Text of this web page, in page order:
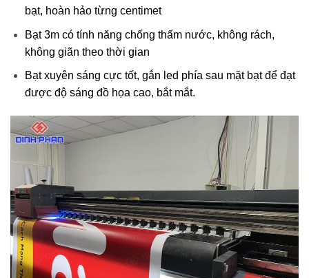
bạt, hoàn hảo từng centimet
Bạt 3m có tính năng chống thấm nước, không rách,
không giãn theo thời gian
Bạt xuyên sáng cực tốt, gắn led phía sau mặt bạt để đạt
được độ sáng đồ họa cao, bắt mắt.